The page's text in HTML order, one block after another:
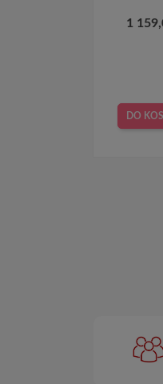
1
DO